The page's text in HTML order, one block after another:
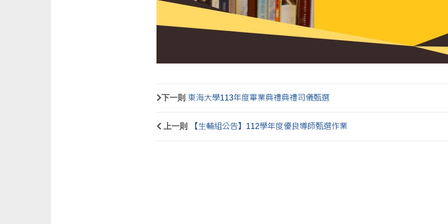
下一則 東海大學113年度畢業典禮典禮司儀甄選
上一則 【生輔組公告】112學年度優良導師甄選作業